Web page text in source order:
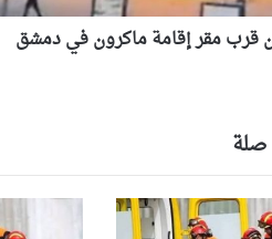
قرب مقر إقامة ماكرون في دمشق
صلة